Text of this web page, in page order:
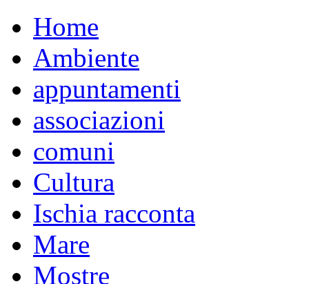
Home
Ambiente
appuntamenti
associazioni
comuni
Cultura
Ischia racconta
Mare
Mostre